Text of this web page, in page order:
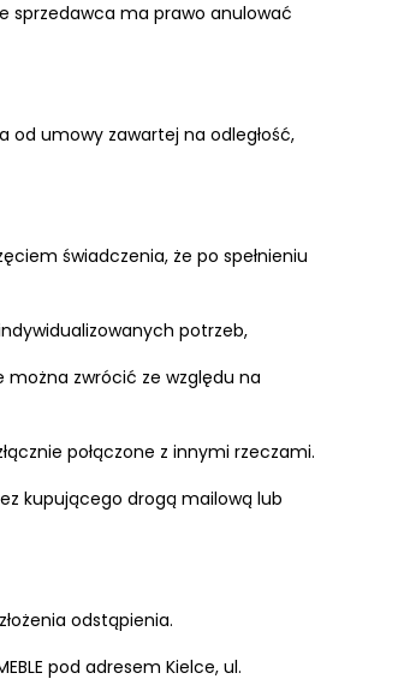
sprzedawca ma prawo anulować
od umowy zawartej na odległość,
świadczenia, że po spełnieniu
potrzeb,
zwrócić ze względu na
połączone z innymi rzeczami.
kupującego drogą mailową lub
odstąpienia.
pod adresem Kielce, ul.